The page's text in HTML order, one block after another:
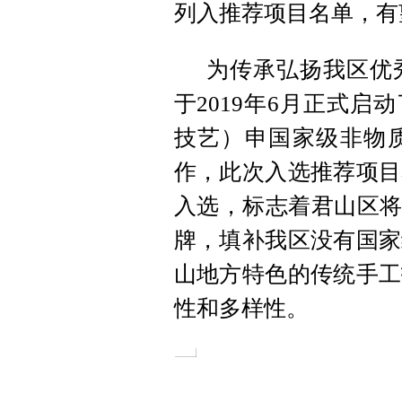
列入推荐项目名单，
为传承弘扬我区
于2019年6月正式启
技艺）申国家级非物
作，此次入选推荐项
入选，标志着君山区
牌，填补我区没有国
山地方特色的传统手
性和多样性。